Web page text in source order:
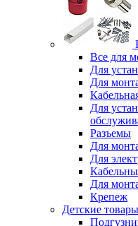
Все для
Для
Для
Для
Разъемы
Для
Для
Для
Крепеж
Детские товары